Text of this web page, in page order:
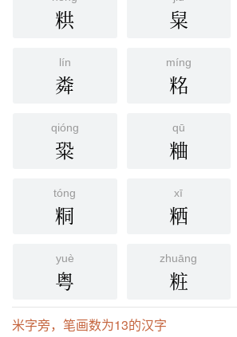
粠 䊆
lín
粦
míng
䊅
qióng
䊄
qū
粬
tóng
粡
xī
粞
yuè
粤
zhuāng
粧
米字旁，笔画数为13的汉字